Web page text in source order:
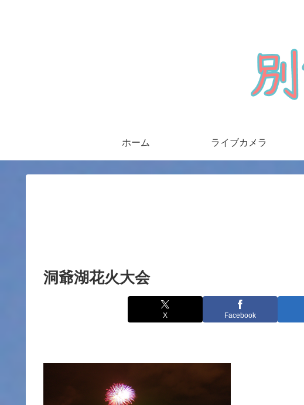
ホーム ライブカメラ
洞爺湖花火大会
X Facebook